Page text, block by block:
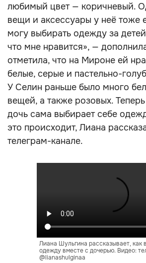
любимый цвет — коричневый.
вещи и аксессуары у неё тоже
могу выбирать одежду за
что мне нравится», —
отметила, что на Мироне ей
белые, серые и пастельно-
У Селин раньше было много
вещей, а также розовых.
дочь сама выбирает себе
это происходит, Лиана
телеграм-канале.
Лиана Шульгина рассказывает, как
одежду вместе с дочерью. Видео:
@lianashulginaa